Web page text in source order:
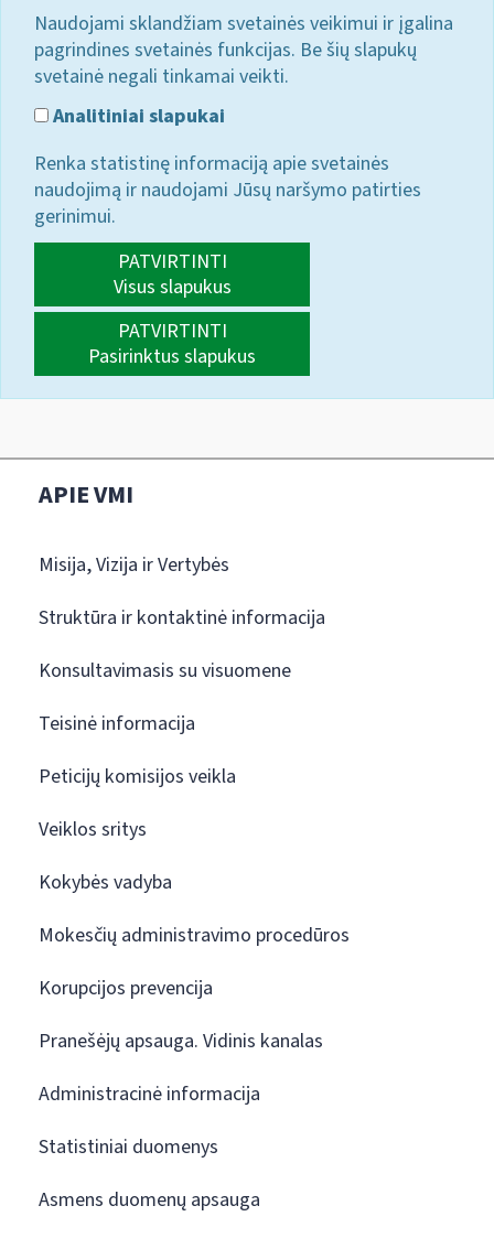
Naudojami sklandžiam svetainės veikimui ir įgalina
pagrindines svetainės funkcijas. Be šių slapukų
svetainė negali tinkamai veikti.
Analitiniai slapukai
Renka statistinę informaciją apie svetainės
naudojimą ir naudojami Jūsų naršymo patirties
gerinimui.
PATVIRTINTI
Visus slapukus
PATVIRTINTI
Pasirinktus slapukus
APIE VMI
Misija, Vizija ir Vertybės
Struktūra ir kontaktinė informacija
Konsultavimasis su visuomene
Teisinė informacija
Peticijų komisijos veikla
Veiklos sritys
Kokybės vadyba
Mokesčių administravimo procedūros
Korupcijos prevencija
Pranešėjų apsauga. Vidinis kanalas
Administracinė informacija
Statistiniai duomenys
Asmens duomenų apsauga